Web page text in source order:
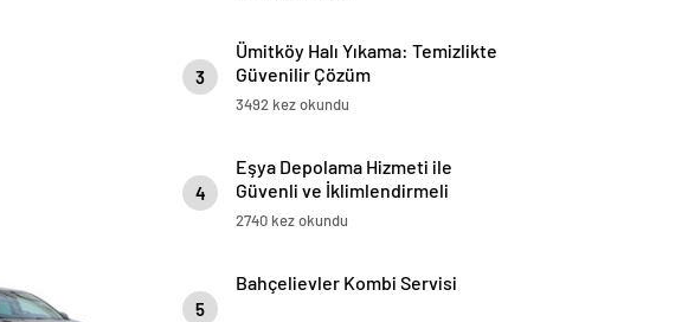
3
Ümitköy Halı Yıkama: Temizlikte
Güvenilir Çözüm
3492 kez okundu
4
Eşya Depolama Hizmeti ile
Güvenli ve İklimlendirmeli
Saklama Rehberi
2740 kez okundu
5
Bahçelievler Kombi Servisi